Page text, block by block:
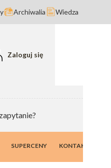
Archiwalia Wiedza
Zobacz szczegóły
Zaloguj się
SUPERCENY KONTAKT I